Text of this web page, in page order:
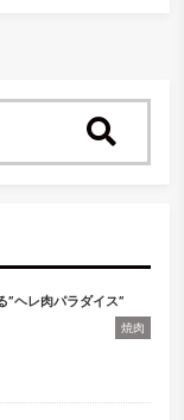
”ヘレ肉パラダイス”
焼肉